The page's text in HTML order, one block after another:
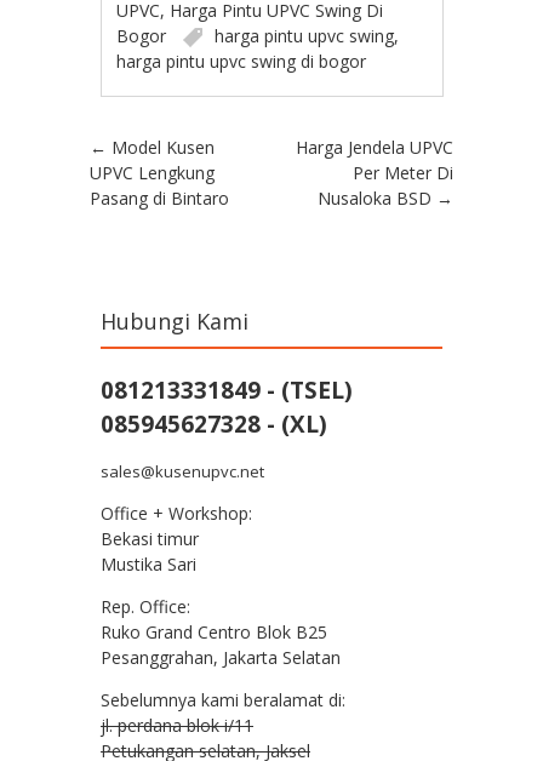
UPVC, Harga Pintu UPVC Swing Di
Bogor
harga pintu upvc swing,
harga pintu upvc swing di bogor
Post navigation
← Model Kusen
UPVC Lengkung
Pasang di Bintaro
Harga Jendela UPVC
Per Meter Di
Nusaloka BSD →
Hubungi Kami
081213331849 - (TSEL)
085945627328 - (XL)
sales@kusenupvc.net
Office + Workshop:
Bekasi timur
Mustika Sari
Rep. Office:
Ruko Grand Centro Blok B25
Pesanggrahan, Jakarta Selatan
Sebelumnya kami beralamat di:
jl. perdana blok i/11
Petukangan selatan, Jaksel